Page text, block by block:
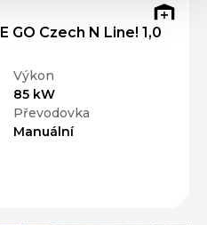
GO Czech N Line! 1,0
Výkon
85 kW
Převodovka
Manuální